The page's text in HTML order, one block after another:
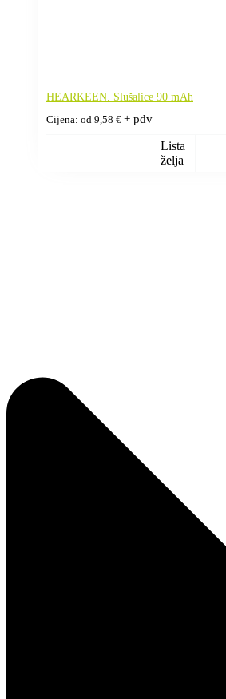
HEARKEEN. Slušalice 90 mAh
Cijena: od 9,58 € + pdv
Lista
želja